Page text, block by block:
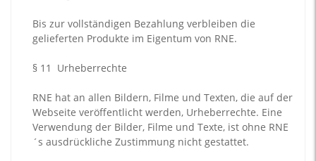
Bis zur vollständigen Bezahlung verbleiben die
gelieferten Produkte im Eigentum von RNE.
§ 11 Urheberrechte
RNE hat an allen Bildern, Filme und Texten, die auf der
Webseite veröffentlicht werden, Urheberrechte. Eine
Verwendung der Bilder, Filme und Texte, ist ohne RNE
´s ausdrückliche Zustimmung nicht gestattet.